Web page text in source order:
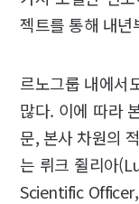
젝트를 통해 내년
르노그룹 내에서
많다. 이에 따라
문, 본사 차원의
는 뤼크 쥘리아
Scientific